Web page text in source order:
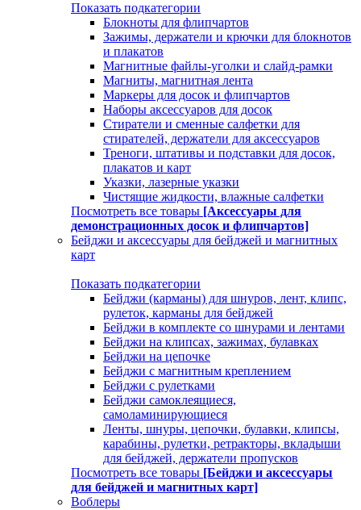
Показать подкатегории
Блокноты для флипчартов
Зажимы, держатели и крючки для блокнотов
и плакатов
Магнитные файлы-уголки и слайд-рамки
Магниты, магнитная лента
Маркеры для досок и флипчартов
Наборы аксессуаров для досок
Стиратели и сменные салфетки для
стирателей, держатели для аксессуаров
Треноги, штативы и подставки для досок,
плакатов и карт
Указки, лазерные указки
Чистящие жидкости, влажные салфетки
Посмотреть все товары [Аксессуары для
демонстрационных досок и флипчартов]
Бейджи и аксессуары для бейджей и магнитных
карт
Показать подкатегории
Бейджи (карманы) для шнуров, лент, клипс,
рулеток, карманы для бейджей
Бейджи в комплекте со шнурами и лентами
Бейджи на клипсах, зажимах, булавках
Бейджи на цепочке
Бейджи с магнитным креплением
Бейджи с рулетками
Бейджи самоклеящиеся,
самоламинирующиеся
Ленты, шнуры, цепочки, булавки, клипсы,
карабины, рулетки, ретракторы, вкладыши
для бейджей, держатели пропусков
Посмотреть все товары [Бейджи и аксессуары
для бейджей и магнитных карт]
Воблеры